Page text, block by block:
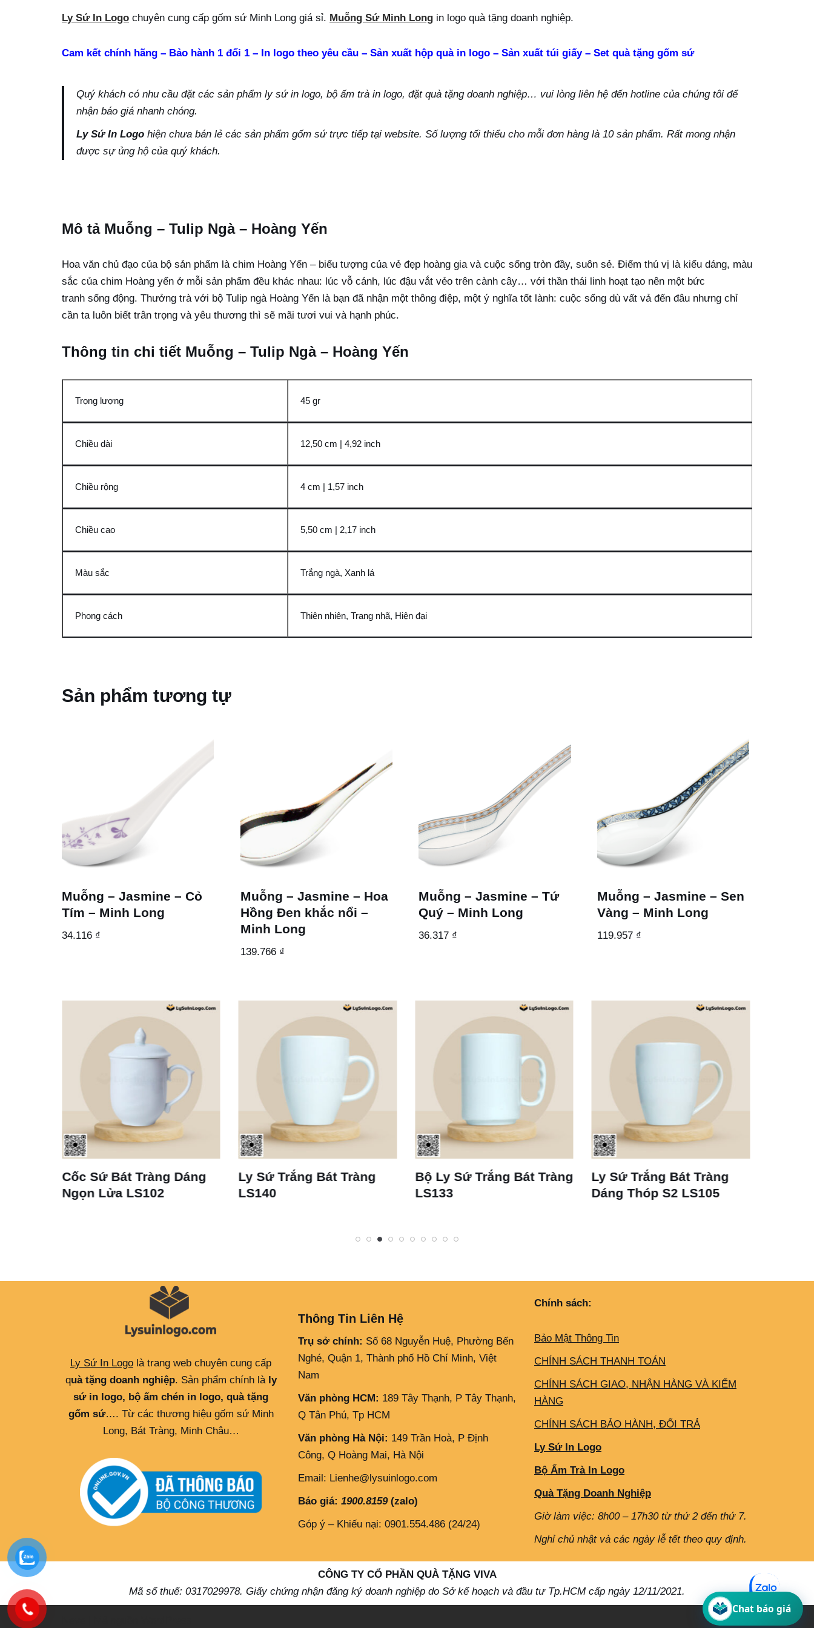
Ly Sứ In Logo chuyên cung cấp gốm sứ Minh Long giá sỉ. Muỗng Sứ Minh Long in logo quà tặng doanh nghiệp.
Cam kết chính hãng – Bảo hành 1 đổi 1 – In logo theo yêu cầu – Sản xuất hộp quà in logo – Sản xuất túi giấy – Set quà tặng gốm sứ
Quý khách có nhu cầu đặt các sản phẩm ly sứ in logo, bộ ấm trà in logo, đặt quà tặng doanh nghiệp… vui lòng liên hệ đến hotline của chúng tôi để
nhận báo giá nhanh chóng.
Ly Sứ In Logo hiện chưa bán lẻ các sản phẩm gốm sứ trực tiếp tại website. Số lượng tối thiểu cho mỗi đơn hàng là 10 sản phẩm. Rất mong nhận
được sự ủng hộ của quý khách.
Mô tả Muỗng – Tulip Ngà – Hoàng Yến
Hoa văn chủ đạo của bộ sản phẩm là chim Hoàng Yến – biểu tượng của vẻ đẹp hoàng gia và cuộc sống tròn đầy, suôn sẻ. Điểm thú vị là kiểu dáng, màu
sắc của chim Hoàng yến ở mỗi sản phẩm đều khác nhau: lúc vỗ cánh, lúc đậu vắt vẻo trên cành cây… với thần thái linh hoạt tạo nên một bức
tranh sống động. Thưởng trà với bộ Tulip ngà Hoàng Yến là bạn đã nhận một thông điệp, một ý nghĩa tốt lành: cuộc sống dù vất vả đến đâu nhưng chỉ
cần ta luôn biết trân trọng và yêu thương thì sẽ mãi tươi vui và hạnh phúc.
Thông tin chi tiết Muỗng – Tulip Ngà – Hoàng Yến
Trọng lượng 45 gr
Chiều dài 12,50 cm | 4,92 inch
Chiều rộng 4 cm | 1,57 inch
Chiều cao 5,50 cm | 2,17 inch
Màu sắc Trắng ngà, Xanh lá
Phong cách Thiên nhiên, Trang nhã, Hiện đại
Sản phẩm tương tự
Muỗng – Jasmine – Cỏ
Tím – Minh Long
34.116 ₫
Muỗng – Jasmine – Hoa
Hồng Đen khắc nổi –
Minh Long
139.766 ₫
Muỗng – Jasmine – Tứ
Quý – Minh Long
36.317 ₫
Muỗng – Jasmine – Sen
Vàng – Minh Long
119.957 ₫
Cốc Sứ Bát Tràng Dáng
Ngọn Lửa LS102
Ly Sứ Trắng Bát Tràng
Bộ Ly Sứ Trắng Bát Tràng
Ly Sứ Trắng Bát Tràng
Dáng Thóp S2 LS105
Cốc Sứ Trắng
Ly Sứ In Logo là trang web chuyên cung cấp
quà tặng doanh nghiệp. Sản phẩm chính là ly
sứ in logo, bộ ấm chén in logo, quà tặng
gốm sứ…. Từ các thương hiệu gốm sứ Minh
Long, Bát Tràng, Minh Châu…
Thông Tin Liên Hệ
Trụ sở chính: Số 68 Nguyễn Huệ, Phường Bến
Nghé, Quận 1, Thành phố Hồ Chí Minh, Việt
Nam
Văn phòng HCM: 189 Tây Thạnh, P Tây Thạnh,
Q Tân Phú, Tp HCM
Văn phòng Hà Nội: 149 Trần Hoà, P Định
Công, Q Hoàng Mai, Hà Nội
Email: Lienhe@lysuinlogo.com
Báo giá: 1900.8159(zalo)
Góp ý – Khiếu nại: 0901.554.486 (24/24)
Chính sách:
Bảo Mật Thông Tin
CHÍNH SÁCH THANH TOÁN
CHÍNH SÁCH GIAO, NHẬN HÀNG VÀ KIỂM
HÀNG
CHÍNH SÁCH BẢO HÀNH, ĐỔI TRẢ
Ly Sứ In Logo
Bộ Ấm Trà In Logo
Quà Tặng Doanh Nghiệp
Giờ làm việc: 8h00 – 17h30 từ thứ 2 đến thứ 7.
Nghỉ chủ nhật và các ngày lễ tết theo quy định.
CÔNG TY CỔ PHẦN QUÀ TẶNG VIVA
Mã số thuế: 0317029978. Giấy chứng nhận đăng ký doanh nghiệp do Sở kế hoạch và đầu tư Tp.HCM cấp ngày 12/11/2021.
Chat báo giá